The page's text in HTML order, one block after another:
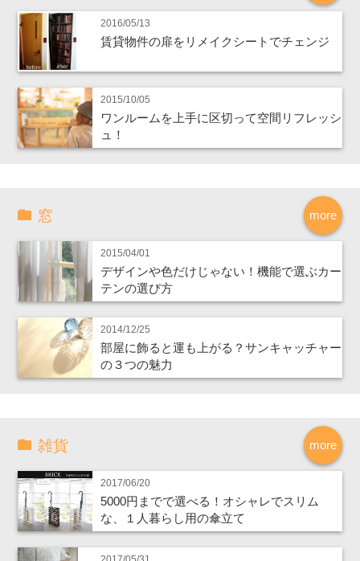
2016/05/13
賃貸物件の扉をリメイクシートでチェンジ
2015/10/05
ワンルームを上手に区切って空間リフレッシ
ュ！
more
窓
2015/04/01
デザインや色だけじゃない！機能で選ぶカー
テンの選び方
2014/12/25
部屋に飾ると運も上がる？サンキャッチャー
の３つの魅力
more
雑貨
2017/06/20
5000円までで選べる！オシャレでスリム
な、１人暮らし用の傘立て